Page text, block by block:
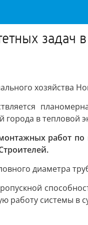
задач
хозяйства
в тепловой
работ по
диаметра
работу системы в